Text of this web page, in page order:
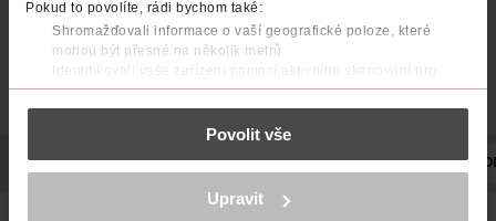
Pokud to povolíte, rádi bychom také:
Shromažďovali informace o vaší geografické poloze, které
mohou být přesné na několik metrů
Identifikovali vaše zařízení pomocí aktivního skenování pro
konkrétní charakteristiky (otisk prstu)
Zjistěte více o tom, jak zpracováváme vaše osobní údaje, a nastavte
části s podrobnostmi . Svůj souhlas můžete kdykoliv
K provozu stránek, personalizaci obsahu a reklam, funkcí sociálních
médií, analýze návštěvnosti, které mohou nést osobní údaje.
Povolit vše
Upravit
Obj. č.: 1214857 Obj. č.: 1363609
POPIS POUŽITÍ SLOŽENÍ VYROBENO V VÝROBCE/